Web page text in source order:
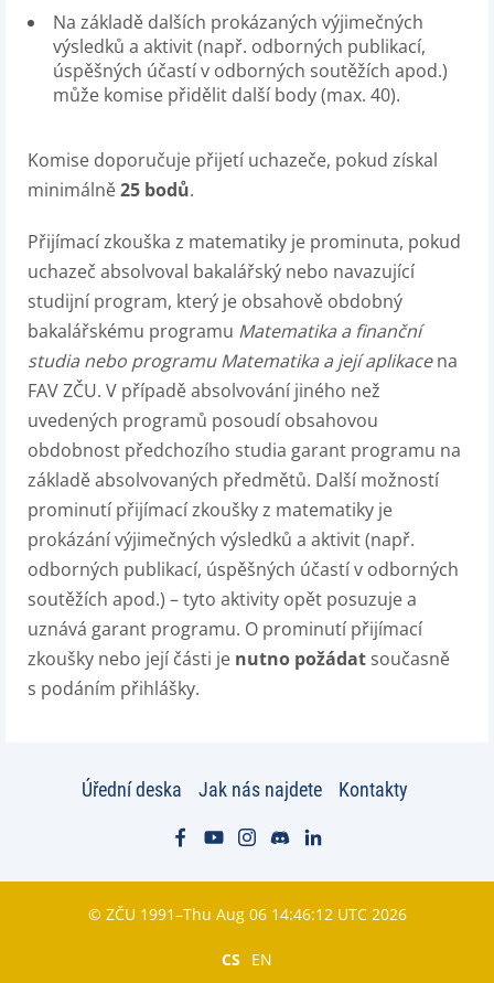
Na základě dalších prokázaných výjimečných
výsledků a aktivit (např. odborných publikací,
úspěšných účastí v odborných soutěžích apod.)
může komise přidělit další body (max. 40).
Komise doporučuje přijetí uchazeče, pokud získal
minimálně25 bodů.
Přijímací zkouška z matematiky je prominuta, pokud
uchazeč absolvoval bakalářský nebo navazující
studijní program, který je obsahově obdobný
bakalářskému programu Matematika a finanční
studia nebo programu Matematika a její aplikacena
FAV ZČU. V případě absolvování jiného než
uvedených programů posoudí obsahovou
obdobnost předchozího studia garant programu na
základě absolvovaných předmětů. Další možností
prominutí přijímací zkoušky z matematiky je
prokázání výjimečných výsledků a aktivit (např.
odborných publikací, úspěšných účastí v odborných
soutěžích apod.) – tyto aktivity opět posuzuje a
uznává garant programu. O prominutí přijímací
zkoušky nebo její části je nutno požádat současně
s podáním přihlášky.
Úřední deska Jak nás najdete Kontakty
© ZČU 1991–Thu Aug 06 14:46:12 UTC 2026
CS EN